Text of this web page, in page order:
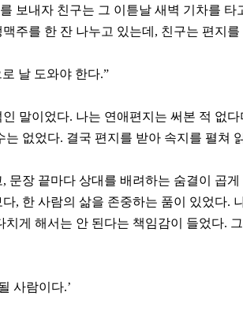
보내자 친구는 그 이튿날 새벽 기차를 타
주를 한 잔 나누고 있는데, 친구는 편지
날 도와야 한다.”
말이었다. 나는 연애편지는 써본 적 없
는 없었다. 결국 편지를 받아 속지를 펼쳐
문장 끝마다 상대를 배려하는 숨결이 곱
, 한 사람의 삶을 존중하는 품이 있었다.
게 해서는 안 된다는 책임감이 들었다.
사람이다.’